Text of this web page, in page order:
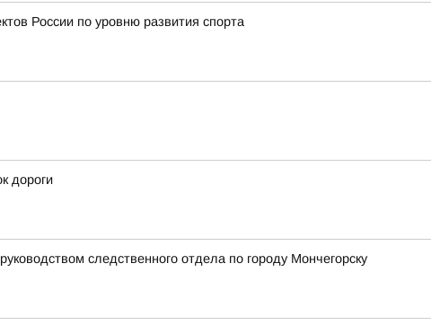
России по уровню развития спорта
дороги
следственного отдела по городу Мончегорску